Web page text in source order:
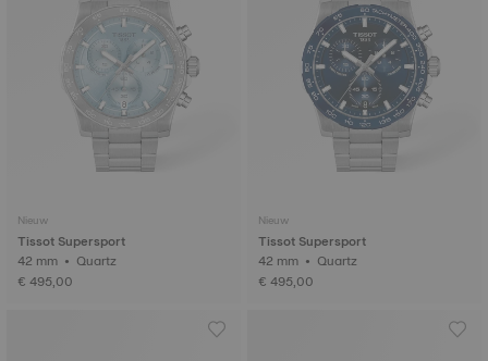
Nieuw
Tissot Supersport
42 mm • Quartz
€ 495,00
Nieuw
Tissot Supersport
42 mm • Quartz
€ 495,00